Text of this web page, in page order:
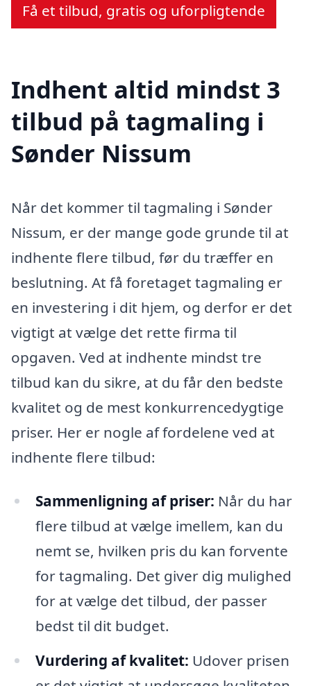
Få et tilbud, gratis og uforpligtende
Indhent altid mindst 3
tilbud på tagmaling i
Sønder Nissum
Når det kommer til tagmaling i Sønder
Nissum, er der mange gode grunde til at
indhente flere tilbud, før du træffer en
beslutning. At få foretaget tagmaling er
en investering i dit hjem, og derfor er det
vigtigt at vælge det rette firma til
opgaven. Ved at indhente mindst tre
tilbud kan du sikre, at du får den bedste
kvalitet og de mest konkurrencedygtige
priser. Her er nogle af fordelene ved at
indhente flere tilbud:
Sammenligning af priser: Når du har
flere tilbud at vælge imellem, kan du
nemt se, hvilken pris du kan forvente
for tagmaling. Det giver dig mulighed
for at vælge det tilbud, der passer
bedst til dit budget.
Vurdering af kvalitet: Udover prisen